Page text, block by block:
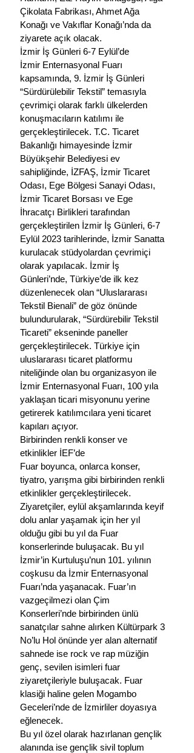
Çikolata Fabrikası, Ahmet Ağa
Konağı ve Vakıflar Konağı’nda da
ziyarete açık olacak.
İzmir İş Günleri 6-7 Eylül’de
İzmir Enternasyonal Fuarı
kapsamında, 9. İzmir İş Günleri
“Sürdürülebilir Tekstil” temasıyla
çevrimiçi olarak farklı ülkelerden
konuşmacıların katılımı ile
gerçekleştirilecek. T.C. Ticaret
Bakanlığı himayesinde İzmir
Büyükşehir Belediyesi ev
sahipliğinde, İZFAŞ, İzmir Ticaret
Odası, Ege Bölgesi Sanayi Odası,
İzmir Ticaret Borsası ve Ege
İhracatçı Birlikleri tarafından
gerçekleştirilen İzmir İş Günleri, 6-7
Eylül 2023 tarihlerinde, İzmir Sanatta
kurulacak stüdyolardan çevrimiçi
olarak yapılacak. İzmir İş
Günleri’nde, Türkiye’de ilk kez
düzenlenecek olan “Uluslararası
Tekstil Bienali” de göz önünde
bulundurularak, “Sürdürebilir Tekstil
Ticareti” ekseninde paneller
gerçekleştirilecek. Türkiye için
uluslararası ticaret platformu
niteliğinde olan bu organizasyon ile
İzmir Enternasyonal Fuarı, 100 yıla
yaklaşan ticari misyonunu yerine
getirerek katılımcılara yeni ticaret
kapıları açıyor.
Birbirinden renkli konser ve
etkinlikler İEF’de
Fuar boyunca, onlarca konser,
tiyatro, yarışma gibi birbirinden renkli
etkinlikler gerçekleştirilecek.
Ziyaretçiler, eylül akşamlarında keyif
dolu anlar yaşamak için her yıl
olduğu gibi bu yıl da Fuar
konserlerinde buluşacak. Bu yıl
İzmir’in Kurtuluşu’nun 101. yılının
coşkusu da İzmir Enternasyonal
Fuarı’nda yaşanacak. Fuar’ın
vazgeçilmezi olan Çim
Konserleri’nde birbirinden ünlü
sanatçılar sahne alırken Kültürpark 3
No’lu Hol önünde yer alan alternatif
sahnede ise rock ve rap müziğin
genç, sevilen isimleri fuar
ziyaretçileriyle buluşacak. Fuar
klasiği haline gelen Mogambo
Geceleri’nde de İzmirliler doyasıya
eğlenecek.
Bu yıl özel olarak hazırlanan gençlik
alanında ise gençlik sivil toplum